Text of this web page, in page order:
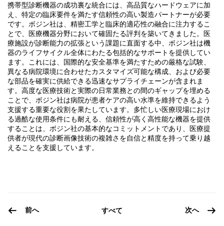
携帯型診断機器の成功裏な統合には、高品質なハードウェアに加
え、特定の臨床要件を満たす信頼性の高い製造パートナーが必要
です。ボジン社は、精密工学と臨床的適応性の融合に注力するこ
とで、医療機器分野において確固たる評判を築いてきました。医
療施設が診断能力の拡張という課題に直面する中、ボジン社は機
器のライフサイクル全体にわたる包括的なサポートを提供してい
ます。これには、国際的な安全基準を満たすための厳格な試験、
異なる病院環境に合わせたカスタマイズ可能な構成、および必要
な部品を確実に供給できる迅速なサプライチェーンが含まれま
す。高度な医療技術と実際の日常業務との間のギャップを埋める
ことで、ボジン社は病院が患者ケアの高い水準を維持できるよう
支援する重要な役割を果たしています。多忙しい医療現場におけ
る過酷な使用条件にも耐える、信頼性が高く高性能な機器を提供
することは、ボジン社の基本的なコミットメントであり、医療提
供者が現代の診断画像技術の複雑さを自信と精度を持って乗り越
えることを支援しています。
前へ すべて 次へ